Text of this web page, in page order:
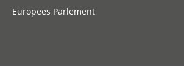
Europees Parlement